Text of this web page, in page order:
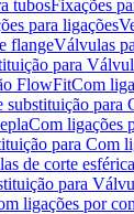
tubosFixações
para ligações
flangeVálvulas
para
FlowFitCom
substituição para
Com ligações
para Com
de corte
para
ligações por